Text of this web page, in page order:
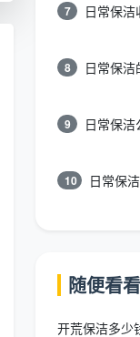
7
8
9
10
随便看看